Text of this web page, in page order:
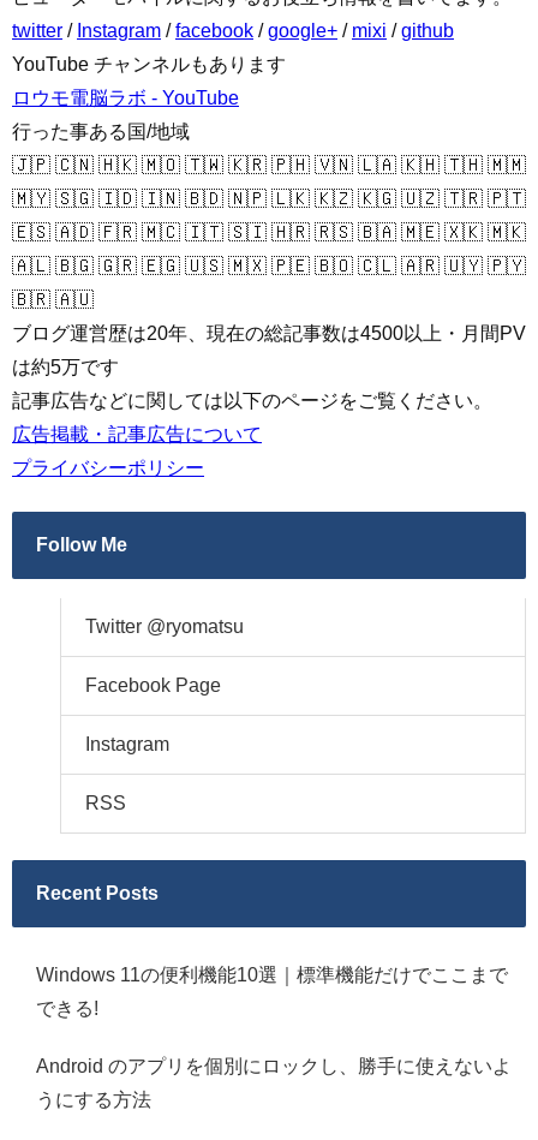
twitter / Instagram /facebook /google+ / mixi /github
YouTube チャンネルもあります
ロウモ電脳ラボ - YouTube
行った事ある国/地域
🇯🇵 🇨🇳 🇭🇰 🇲🇴 🇹🇼 🇰🇷 🇵🇭 🇻🇳 🇱🇦 🇰🇭 🇹🇭 🇲🇲
🇲🇾 🇸🇬 🇮🇩 🇮🇳 🇧🇩 🇳🇵 🇱🇰 🇰🇿 🇰🇬 🇺🇿 🇹🇷 🇵🇹
🇪🇸 🇦🇩 🇫🇷 🇲🇨 🇮🇹 🇸🇮 🇭🇷 🇷🇸 🇧🇦 🇲🇪 🇽🇰 🇲🇰
🇦🇱 🇧🇬 🇬🇷 🇪🇬 🇺🇸 🇲🇽 🇵🇪 🇧🇴 🇨🇱 🇦🇷 🇺🇾 🇵🇾
🇧🇷 🇦🇺
ブログ運営歴は20年、現在の総記事数は4500以上・月間PV
は約5万です
記事広告などに関しては以下のページをご覧ください。
広告掲載・記事広告について
プライバシーポリシー
Follow Me
Twitter @ryomatsu
Facebook Page
Instagram
RSS
Recent Posts
Windows 11の便利機能10選｜標準機能だけでここまで
できる!
Android のアプリを個別にロックし、勝手に使えないよ
うにする方法